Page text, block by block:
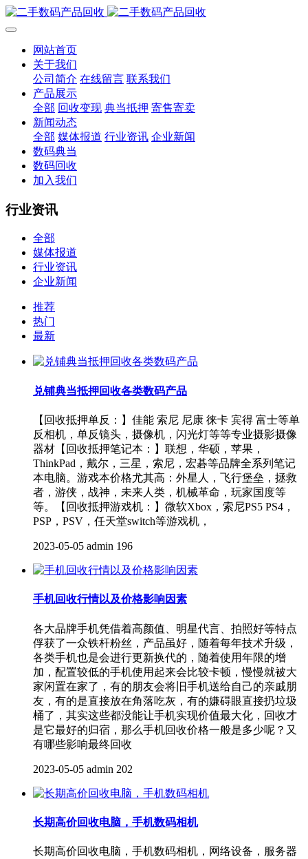
网站首页
关于我们
公司简介 在线留言 联系我们
产品展示
全部 回收变现 典当抵押 寄售寄卖
新闻动态
全部 媒体报道 行业资讯 企业新闻
数码典当
数码回收
加入我们
行业资讯
全部
媒体报道
行业资讯
企业新闻
推荐
热门
最新
兑铺典当抵押回收各类数码产品
【回收抵押单反：】佳能 索尼 尼康 徕卡 宾得 富士等单
反相机，单反镜头，摄像机，闪光灯等等专业摄影摄像
器材【回收抵押笔记本：】联想，华硕，苹果，
ThinkPad，戴尔，三星，索尼，宏碁等品牌全系列笔记
本电脑。游戏本价格尤其高：外星人，飞行堡垒，拯救
者，游侠，战神，未来人类，机械革命，玩家国度等
等。【回收抵押游戏机：】微软Xbox，索尼PS5 PS4，
PSP，PSV，任天堂switch等游戏机，
2023-05-05 admin 196
手机回收行情以及价格影响因素
各大品牌手机凭借着高颜值、明星代言、拍照好等特点
俘获了一众铁杆粉丝，产品虽好，随着每年技术升级，
各类手机也是会进行更新换代的，随着使用年限的增
加，配置较低的手机使用起来会比较卡顿，慢慢就被大
家闲置在家了，有的朋友会将旧手机送给自己的亲戚朋
友，有的是直接放在角落吃灰，有的嫌碍眼直接扔垃圾
桶了，其实这些都没能让手机实现价值最大化，回收才
是它最好的归宿，那么手机回收价格一般是多少呢？又
有哪些影响最终回收
2023-05-05 admin 202
长期高价回收电脑，手机数码相机
长期高价回收电脑，手机数码相机，网络设备，服务器